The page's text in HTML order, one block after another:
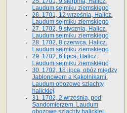
Laudum sejmiku ziemskiego
26. 1701, 12 września, Halicz.
Laudum sejmiku ziemskiego
27. 1702, 9 stycznia, Halicz.
Laudum sejmiku ziemskiego
28. 1702, 8 czerwca, Halicz.
Laudum sejmiku ziemskiego
29. 1702, 6 lipca, Halicz.
Laudum sejmiku ziemskiego
30. 1702, 18 lipca, obóz między
Jabłonowem a Kąkolnikami.
Laudum obozowe szlachty
halickiej
31. 1702, 2 września, pod
Sandomierzem. Laudum
obozowe szlachty halickiej